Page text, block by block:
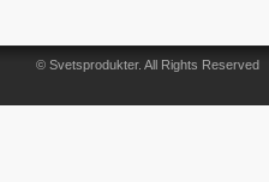
© Svetsprodukter. All Rights Reserved